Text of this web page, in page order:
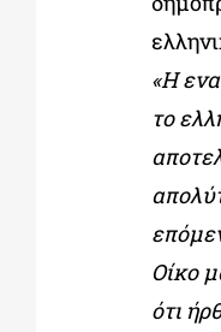
«Η
το
Οίκο
ότι